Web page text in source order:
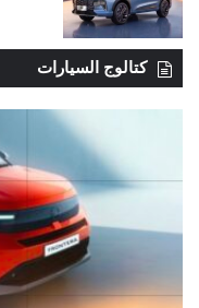
كتالوج السيارات